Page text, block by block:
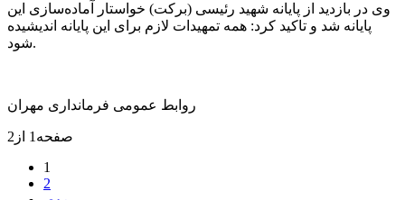
وی در بازدید از پایانه شهید رئیسی (برکت) خواستار آماده‌سازی این
پایانه شد و تاکید کرد: همه تمهیدات لازم برای این پایانه اندیشیده
شود.
روابط عمومی فرمانداری مهران
صفحه1 از2
1
2